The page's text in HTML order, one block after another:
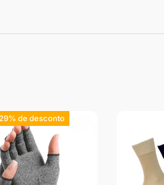
de desconto